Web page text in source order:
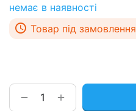
немає в наявності
Товар під замовлення
+
−